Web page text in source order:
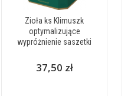
Zioła ks Klimuszk
optymalizujące
wypróżnienie saszetki
37,50 zł